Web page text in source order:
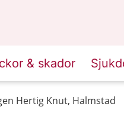
& skador
Hertig Knut, Halmstad